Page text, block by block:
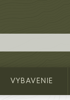
VYBAVENIE